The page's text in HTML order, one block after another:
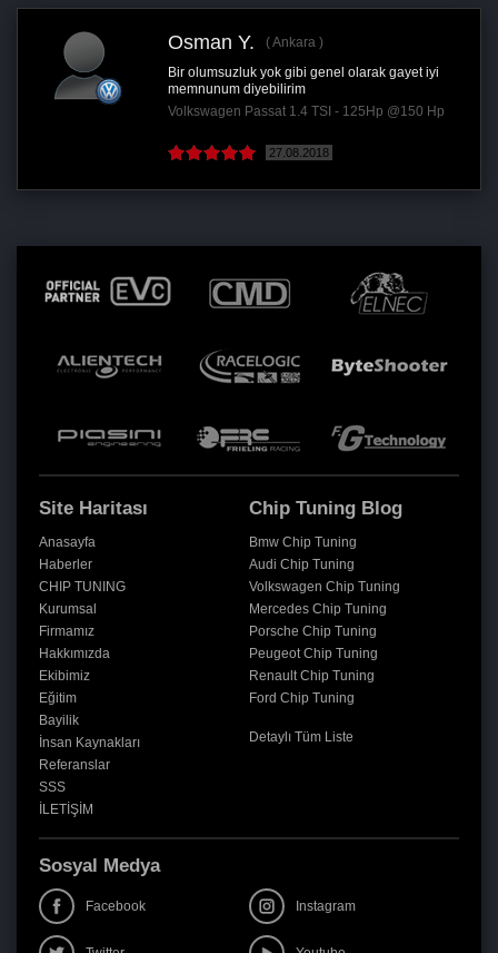
Osman Y.
Ankara
Bir olumsuzluk yok gibi genel olarak gayet iyi
memnunum diyebilirim
Volkswagen Passat 1.4 TSI - 125Hp @150 Hp
27.08.2018
Site Haritası
Anasayfa
Haberler
CHIP TUNING
Kurumsal
Firmamız
Hakkımızda
Ekibimiz
Eğitim
Bayilik
İnsan Kaynakları
Referanslar
SSS
İLETİŞİM
Chip Tuning Blog
Bmw Chip Tuning
Audi Chip Tuning
Volkswagen Chip Tuning
Mercedes Chip Tuning
Porsche Chip Tuning
Peugeot Chip Tuning
Renault Chip Tuning
Ford Chip Tuning
Detaylı Tüm Liste
Sosyal Medya
Facebook Instagram